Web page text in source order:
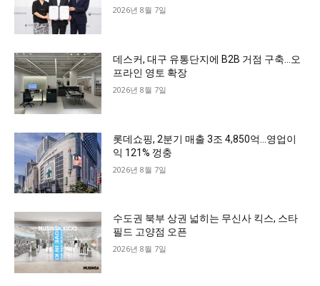
2026년 8월 7일
데스커, 대구 유통단지에 B2B 거점 구축…오
프라인 영토 확장
2026년 8월 7일
롯데쇼핑, 2분기 매출 3조 4,850억…영업이
익 121% 껑충
2026년 8월 7일
수도권 북부 상권 넓히는 무신사 킥스, 스타
필드 고양점 오픈
2026년 8월 7일